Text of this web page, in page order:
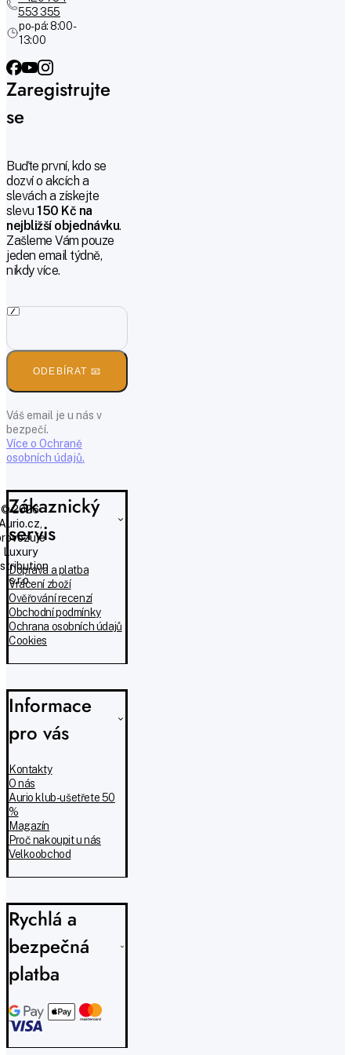
553 355
po-pá: 8:00 -
13:00
Zákaznický
servis
Doprava a platba
Vrácení zboží
Ověřování recenzí
Obchodní podmínky
Ochrana osobních údajů
Cookies
Informace
pro vás
Kontakty
O nás
Aurio klub - ušetřete 50
%
Magazín
Proč nakoupit u nás
Velkoobchod
Zaregistrujte
se
Buďte první, kdo se
dozví o akcích a
slevách a získejte
slevu150 Kč na
nejbližší objednávku.
Zašleme Vám pouze
jeden email týdně,
nikdy více.
ODEBÍRAT 📧
Váš email je u nás v
bezpečí.
Více o Ochraně
osobních údajů.
Rychlá a
bezpečná
platba
© 2026
Luxury
s.r.o.